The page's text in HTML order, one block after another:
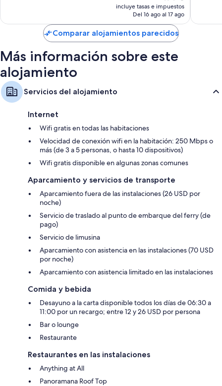
Colchones Tempur-Pedic y edredones de plumas
Baños con duchas y artículos de higiene personal gratuitos
Servicio de limpieza diario y teléfonos
precio
actual
de
171 €
incluye tasas e impuestos
Del 16 ago al 17 ago
Comparar alojamientos parecidos
Más información sobre este
alojamiento
Servicios del alojamiento
Internet
Wifi gratis en todas las habitaciones
Velocidad de conexión wifi en la habitación: 250 Mbps o
más (de 3 a 5 personas, o hasta 10 dispositivos)
Wifi gratis disponible en algunas zonas comunes
Aparcamiento y servicios de transporte
Aparcamiento fuera de las instalaciones (26 USD por
noche)
Servicio de traslado al punto de embarque del ferry (de
pago)
Servicio de limusina
Aparcamiento con asistencia en las instalaciones (70 USD
por noche)
Aparcamiento con asistencia limitado en las instalaciones
Comida y bebida
Desayuno a la carta disponible todos los días de 06:30 a
11:00 por un recargo; entre 12 y 26 USD por persona
Bar o lounge
Restaurante
Restaurantes en las instalaciones
Anything at All
Panoramana Roof Top